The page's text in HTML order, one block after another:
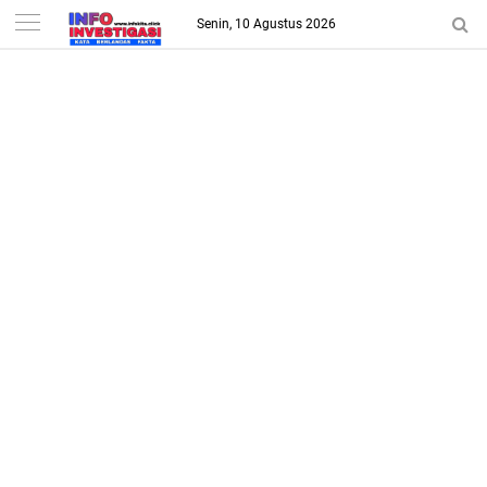
-->
Senin, 10 Agustus 2026